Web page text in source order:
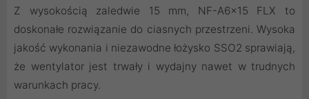
Z wysokością zaledwie 15 mm, NF-A6x15 FLX to
doskonałe rozwiązanie do ciasnych przestrzeni. Wysoka
jakość wykonania i niezawodne łożysko SSO2 sprawiają,
że wentylator jest trwały i wydajny nawet w trudnych
warunkach pracy.